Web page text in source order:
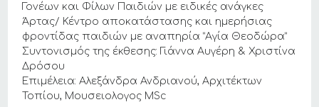
Γονέων και Φίλων Παιδιών με ειδικές ανάγκες
Άρτας/ Κέντρο αποκατάστασης και ημερήσιας
φροντίδας παιδιών με αναπηρία “Αγία Θεοδώρα”
Συντονισμός της έκθεσης: Γιάννα Αυγέρη & Χριστίνα
Δρόσου
Επιμέλεια: Αλεξάνδρα Ανδριανού, Αρχιτέκτων
Τοπίου, Μουσειολογος MSc